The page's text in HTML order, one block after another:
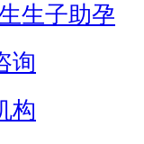
生子助孕
询
构